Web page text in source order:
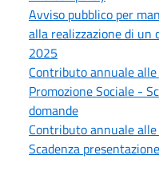
Avviso pubblico per
alla realizzazione di un
2025
Contributo annuale
Promozione Sociale -
domande
Contributo annuale
Scadenza